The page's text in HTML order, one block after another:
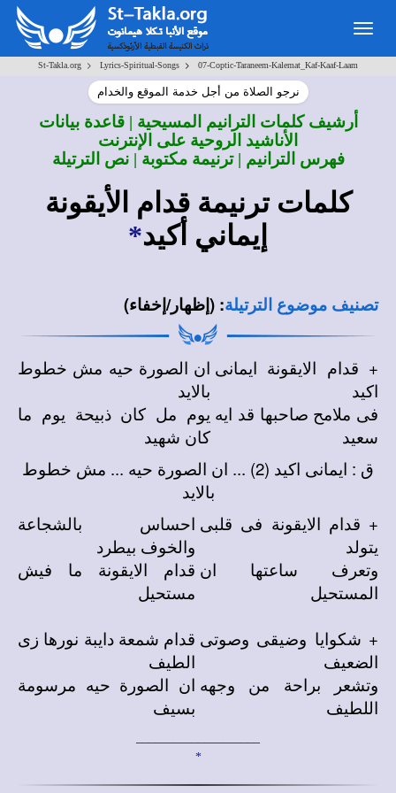
St-Takla.org > Lyrics-Spiritual-Songs > 07-Coptic-Taraneem-Kalemat_Kaf-Kaaf-Laam
نرجو الصلاة من أجل خدمة الموقع والخدام
أرشيف كلمات الترانيم المسيحية | قاعدة بيانات
الأناشيد الروحية على الإنترنت
فهرس الترانيم | ترنيمة مكتوبة | نص الترتيلة
كلمات ترنيمة قدام الأيقونة
إيماني أكيد*
تصنيف موضوع الترتيلة: (إظهار/إخفاء)
+ قدام الايقونة ايمانى
اكيد
فى ملامح صاحبها قد ايه
سعيد
ان الصورة حيه مش خطوط
بالايد
يوم مل كان ذبيحة يوم ما
كان شهيد
ق : ايمانى اكيد (2) ... ان الصورة حيه ... مش خطوط
بالايد
+ قدام الايقونة فى قلبى
يتولد
وتعرف ساعتها ان
المستحيل
+ شكوايا وضيقى وصوتى
الضعيف
وتشعر براحة من وجهه
اللطيف
احساس بالشجاعة
والخوف بيطرد
قدام الايقونة ما فيش
مستحيل
قدام شمعة دايبة نورها زى
الطيف
ان الصورة حيه مرسومة
بسيف
*